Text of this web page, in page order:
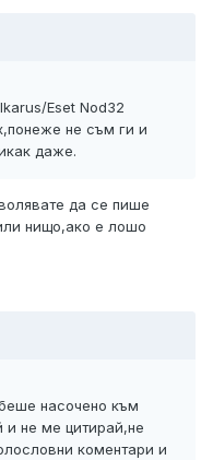
Eset Nod32
не съм ги и
даже.
да се пише
нищо,ако е лошо
насочено към
и не ме цитирай,не
коментари и